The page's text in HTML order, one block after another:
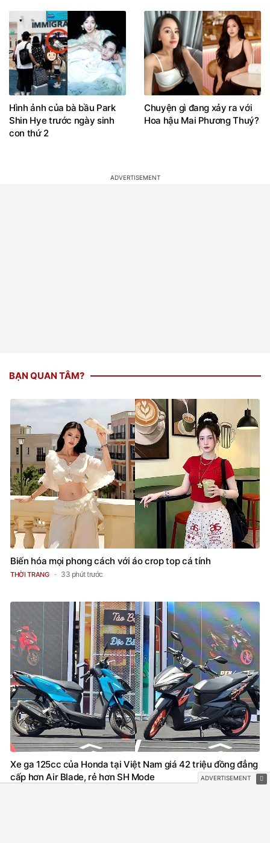
Hình ảnh của bà bầu Park
Shin Hye trước ngày sinh
con thứ 2
Chuyện gì đang xảy ra với
Hoa hậu Mai Phương Thuý?
BẠN QUAN TÂM?
Biến hóa mọi phong cách với áo crop top cá tính
THỜI TRANG 33 phút trước
Xe ga 125cc của Honda tại Việt Nam giá 42 triệu đồng đẳng
cấp hơn Air Blade, rẻ hơn SH Mode